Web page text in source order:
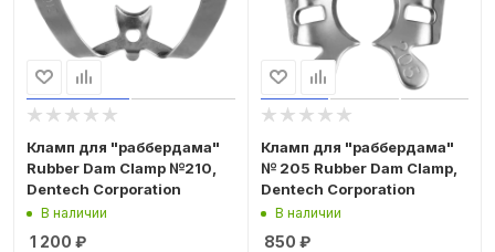
Кламп для "раббердама"
Rubber Dam Clamp №210,
Dentech Corporation
В наличии
1 200 ₽
Кламп для "раббердама"
№ 205 Rubber Dam Clamp,
Dentech Corporation
В наличии
850 ₽